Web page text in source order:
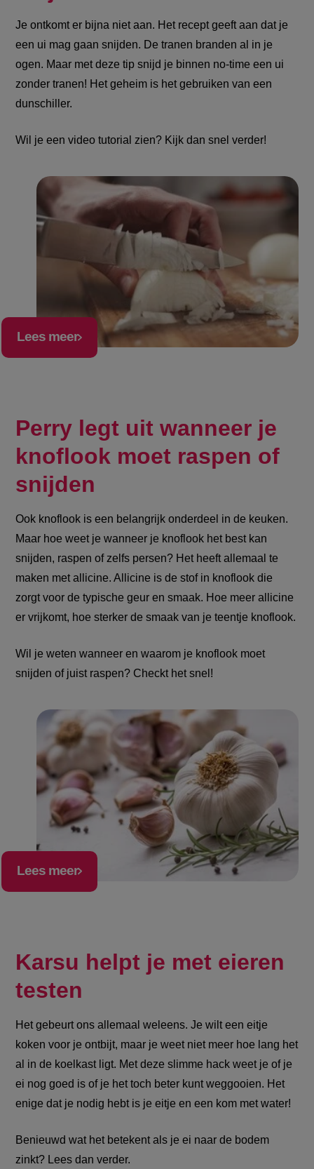
Je ontkomt er bijna niet aan. Het recept geeft aan dat je
een ui mag gaan snijden. De tranen branden al in je
ogen. Maar met deze tip snijd je binnen no-time een ui
zonder tranen! Het geheim is het gebruiken van een
dunschiller.
Wil je een video tutorial zien? Kijk dan snel verder!
Lees meer
Perry legt uit wanneer je
knoflook moet raspen of
snijden
Ook knoflook is een belangrijk onderdeel in de keuken.
Maar hoe weet je wanneer je knoflook het best kan
snijden, raspen of zelfs persen? Het heeft allemaal te
maken metallicine. Allicine is de stof in knoflook die
zorgt voor de typische geur en smaak. Hoe meer allicine
er vrijkomt, hoe sterker de smaak van je teentje knoflook.
Wil je weten wanneer en waarom je knoflook moet
snijden of juist raspen? Checkt het snel!
Lees meer
Karsu helpt je met eieren
testen
Het gebeurt ons allemaal weleens. Je wilt een eitje
koken voor je ontbijt, maar je weet niet meer hoe lang het
al in de koelkast ligt. Met deze slimme hack weet je of je
ei nog goed is of je het toch beter kunt weggooien. Het
enige dat je nodig hebt is je eitje en een kom met water!
Benieuwd wat het betekent als je ei naar de bodem
zinkt? Lees dan verder.